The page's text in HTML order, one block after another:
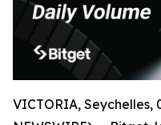
VICTORIA, Seychelles,